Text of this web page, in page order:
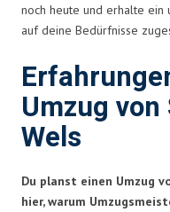
noch heute und erhalte ein
auf deine Bedürfnisse
Umzug
Wels
Du planst einen Umzug
hier, warum